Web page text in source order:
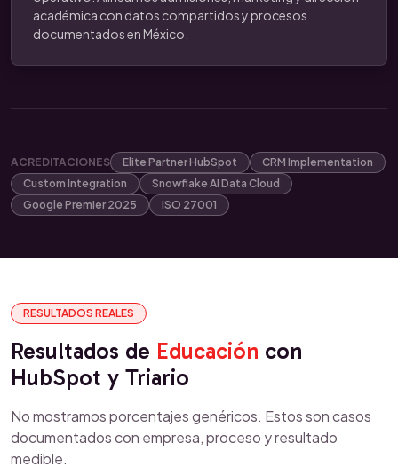
académica con datos compartidos y procesos
documentados en México.
ACREDITACIONES Elite Partner HubSpot
CRM Implementation
Custom Integration
Snowflake AI Data Cloud
Google Premier 2025
ISO 27001
RESULTADOS REALES
Resultados de Educación con
HubSpot y Triario
No mostramos porcentajes genéricos. Estos son casos
documentados con empresa, proceso y resultado
medible.